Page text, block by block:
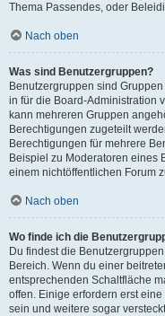
Thema Passendes, oder
Nach oben
Was sind Benutzergruppen?
Benutzergruppen sind
in für die Board-Administration
kann mehreren Gruppen
Berechtigungen zugeteilt
Berechtigungen für mehrere
Beispiel zu Moderatoren eines
einem nichtöffentlichen Forum
Nach oben
Wo finde ich die
Du findest die
Bereich. Wenn du einer
entsprechenden Schaltfläche
offen. Einige erfordern erst
sein und weitere sogar